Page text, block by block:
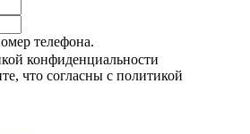
телефона.
конфиденциальности
что согласны с политикой